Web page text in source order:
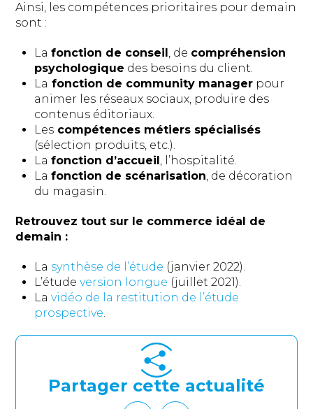
Ainsi, les compétences prioritaires pour demain
sont :
La fonction de conseil , de compréhension
psychologique des besoins du client.
La fonction de community managerpour
animer les réseaux sociaux, produire des
contenus éditoriaux.
Lescompétences métiers spécialisés
(sélection produits, etc.).
La fonction d’accueil , l’hospitalité.
La fonction de scénarisation, de décoration
du magasin.
Retrouvez tout sur le commerce idéal de
demain :
La synthèse de l’étude (janvier 2022).
L’étude version longue (juillet 2021).
La vidéo de la restitution de l’étude
prospective.
Partager cette actualité